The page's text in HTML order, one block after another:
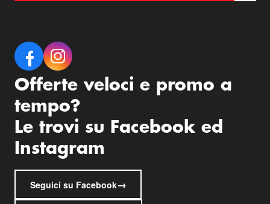
Offerte veloci e promo a
tempo?
Le trovi su Facebook ed
Instagram
Seguici su Facebook→